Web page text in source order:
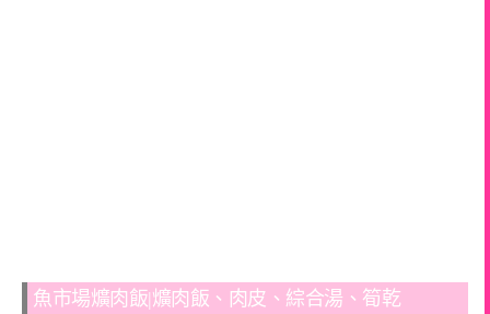
魚市場爌肉飯|爌肉飯、肉皮、綜合湯、筍乾